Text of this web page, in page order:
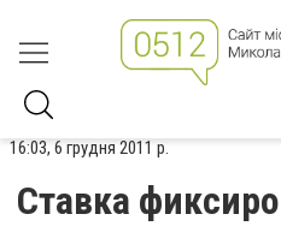
16:03, 6 грудня 2011 р.
Ставка